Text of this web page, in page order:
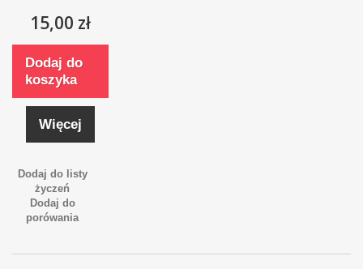
15,00 zł
Dodaj do
koszyka
Więcej
Dodaj do listy
życzeń
Dodaj do
porówania